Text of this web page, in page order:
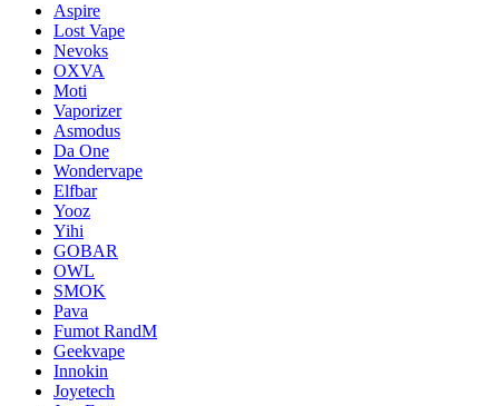
Aspire
Lost Vape
Nevoks
OXVA
Moti
Vaporizer
Asmodus
Da One
Wondervape
Elfbar
Yooz
Yihi
GOBAR
OWL
SMOK
Pava
Fumot RandM
Geekvape
Innokin
Joyetech